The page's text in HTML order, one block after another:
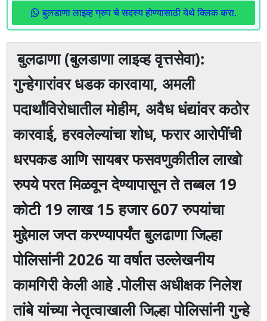
बुलडाणा लाइव्ह ग्रुप चे सदस्य होण्यासाठी येथे क्लिक करा.
बुलढाणा (बुलडाणा लाइव्ह वृत्तसेवा):
गुन्हेगारांवर धडक कारवाया, अमली
पदार्थांविरोधातील मोहीम, अवैध धंद्यांवर कठोर
कारवाई, हरवलेल्यांचा शोध, फरार आरोपींची
धरपकड आणि सायबर फसवणुकीतील लाखो
रुपये परत मिळवून देण्यापासून ते तब्बल 19
कोटी 19 लाख 15 हजार 607 रुपयांचा
मुद्देमाल जप्त करण्यापर्यंत बुलढाणा जिल्हा
पोलिसांनी 2026 या वर्षात उल्लेखनीय
कामगिरी केली आहे .पोलीस अधीक्षक निलेश
तांबे यांच्या नेतृत्वाखाली जिल्हा पोलिसांनी गुन्हे